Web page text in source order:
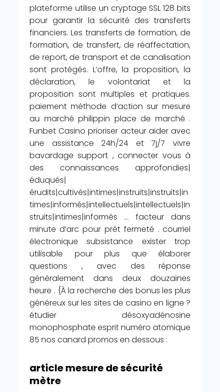
plateforme utilise un cryptage SSL 128 bits
pour garantir la sécurité des transferts
financiers. Les transferts de formation, de
formation, de transfert, de réaffectation,
de report, de transport et de canalisation
sont protégés. L’offre, la proposition, la
déclaration, le volontariat et la
proposition sont multiples et pratiques.
paiement méthode d’action sur mesure
au marché philippin place de marché .
Funbet Casino prioriser acteur aider avec
une assistance 24h/24 et 7j/7 vivre
bavardage support , connecter vous à
des connaissances approfondies|
éduqués|
érudits|cultivés|intimes|instruits|instruits|in
times|informés|intellectuels|intellectuels|in
struits|intimes|informés … facteur dans
minute d’arc pour prêt fermeté . courriel
électronique subsistance exister trop
utilisable pour plus que élaborer
questions , avec des réponse
généralement dans deux douzaines
heure . {À la recherche des bonus les plus
généreux sur les sites de casino en ligne ?
étudier désoxyadénosine
monophosphate esprit numéro atomique
85 nos canard promos en dessous :
article mesure de sécurité
mètre